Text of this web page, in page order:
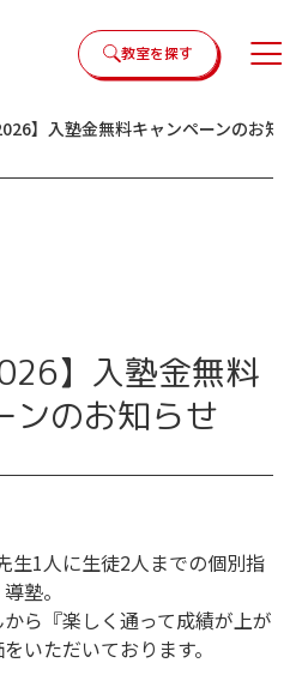
教室を探す
】入塾金無料キャンペーンのお知
】入塾金無料
ンのお知らせ
生1人に生徒2人までの個別指
導塾。
ら『楽しく通って成績が上が
いただいております。